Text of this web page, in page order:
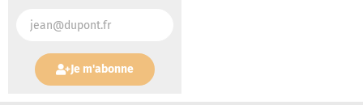
Je m'abonne